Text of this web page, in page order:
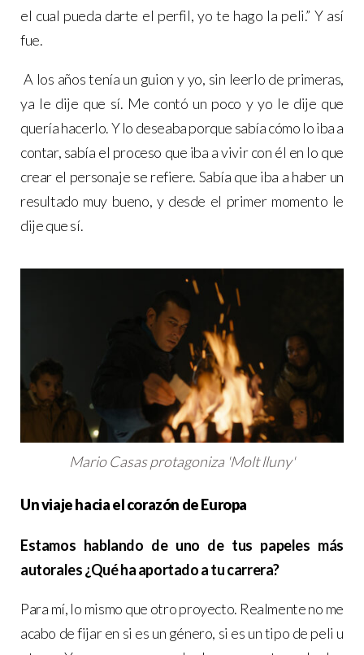
el cual pueda darte el perfil, yo te hago la peli.” Y así
fue.
A los años tenía un guion y yo, sin leerlo de primeras,
ya le dije que sí. Me contó un poco y yo le dije que
quería hacerlo. Y lo deseaba porque sabía cómo lo iba a
contar, sabía el proceso que iba a vivir con él en lo que
crear el personaje se refiere. Sabía que iba a haber un
resultado muy bueno, y desde el primer momento le
dije que sí.
Mario Casas protagoniza 'Molt lluny'
Un viaje hacia el corazón de Europa
Estamos hablando de uno de tus papeles más
autorales ¿Qué ha aportado a tu carrera?
Para mí, lo mismo que otro proyecto. Realmente no me
acabo de fijar en si es un género, si es un tipo de peli u